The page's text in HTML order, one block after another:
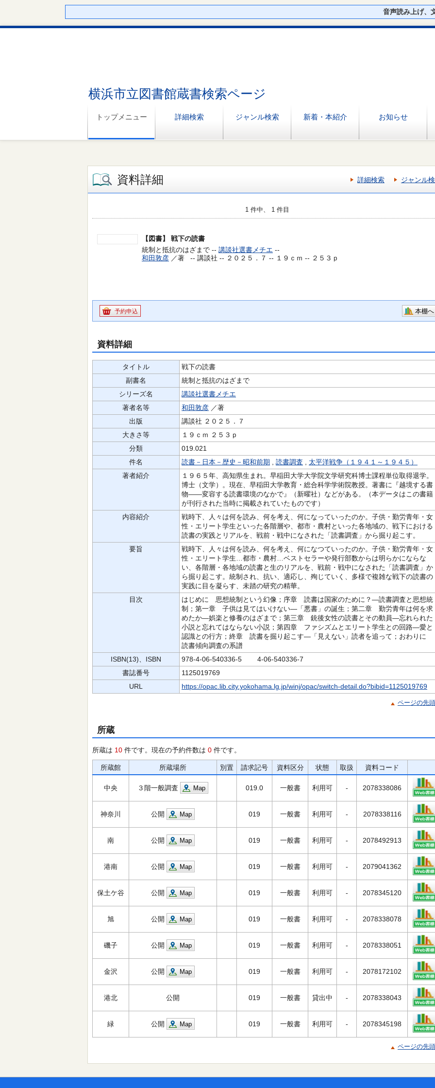
音声読み上げ、
横浜市立図書館蔵書検索ページ
トップメニュー 詳細検索 ジャンル検索 新着・本紹介 お知らせ
資料詳細 詳細検索 ジャンル
1 件中、 1 件目
【図書】
戦下の読書
統制と抵抗のはざまで -- 講談社選書メチエ --
和田敦彦 ／著 -- 講談社 -- ２０２５．７ -- １９ｃｍ -- ２５３ｐ
予約申込 本棚へ
資料詳細
タイトル
戦下の読書
副書名
統制と抵抗のはざまで
シリーズ名
講談社選書メチエ
著者名等
和田敦彦 ／著
出版
講談社 ２０２５．７
大きさ等
１９ｃｍ ２５３ｐ
分類
019.021
件名
読書－日本－歴史－昭和前期 , 読書調査 , 太平洋戦争（１９４１～１９４５）
著者紹介
１９６５年、高知県生まれ。早稲田大学大学院文学研究科博士課程単位取得退学。
博士（文学）。現在、早稲田大学教育・総合科学学術院教授。著書に『越境する書
物――変容する読書環境のなかで』（新曜社）などがある。（本データはこの書籍
が刊行された当時に掲載されていたものです）
内容紹介
戦時下、人々は何を読み、何を考え、何になっていったのか。子供・勤労青年・女
性・エリート学生といった各階層や、都市・農村といった各地域の、戦下における
読書の実践とリアルを、戦前・戦中になされた「読書調査」から掘り起こす。
要旨
戦時下、人々は何を読み、何を考え、何になつていったのか。子供・勤労青年・女
性・エリート学生…都市・農村…ベストセラーや発行部数からは明らかにならな
い、各階層・各地域の読書と生のリアルを、戦前・戦中になされた「読書調査」か
ら掘り起こす。統制され、抗い、適応し、殉じていく、多様で複雑な戦下の読書の
実践に目を凝らす、未踏の研究の精華。
目次
はじめに 思想統制という幻像；序章 読書は国家のために？―読書調査と思想統
制；第一章 子供は見てはいけない―「悪書」の誕生；第二章 勤労青年は何を求
めたか―娯楽と修養のはざまで；第三章 銃後女性の読書とその動員―忘れられた
小説と忘れてはならない小説；第四章 ファシズムとエリート学生との回路―愛と
認識との行方；終章 読書を掘り起こす―「見えない」読者を追って；おわりに
読書傾向調査の系譜
ISBN(13)、ISBN
978-4-06-540336-5 4-06-540336-7
書誌番号
1125019769
URL
https://opac.lib.city.yokohama.lg.jp/winj/opac/switch-detail.do?bibid=1125019769
ページの先
所蔵
所蔵は 10 件です。現在の予約件数は 0 件です。
所蔵館 所蔵場所 別置 請求記号 資料区分 状態 取扱 資料コード
中央 ３階一般調査 Map 019.0 一般書 利用可 - 2078338086
神奈川 公開 Map 019 一般書 利用可 - 2078338116
南 公開 Map 019 一般書 利用可 - 2078492913
港南 公開 Map 019 一般書 利用可 - 2079041362
保土ケ谷 公開 Map 019 一般書 利用可 - 2078345120
旭 公開 Map 019 一般書 利用可 - 2078338078
磯子 公開 Map 019 一般書 利用可 - 2078338051
金沢 公開 Map 019 一般書 利用可 - 2078172102
港北 公開 019 一般書 貸出中 - 2078338043
緑 公開 Map 019 一般書 利用可 - 2078345198
ページの先